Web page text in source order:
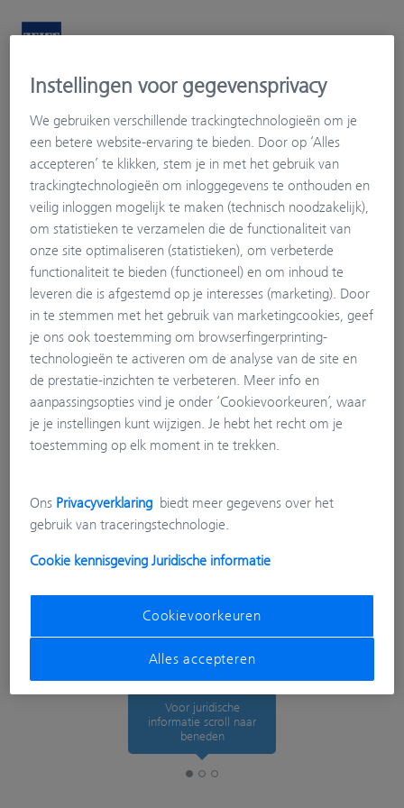
Uw ogen. Onze passie.
Mijn Kijkprofiel
Voor juridische
informatie scroll naar
beneden
Instellingen voor gegevensprivacy
We gebruiken verschillende trackingtechnologieën om je
een betere website-ervaring te bieden. Door op ‘Alles
accepteren’ te klikken, stem je in met het gebruik van
trackingtechnologieën om inloggegevens te onthouden en
veilig inloggen mogelijk te maken (technisch noodzakelijk),
om statistieken te verzamelen die de functionaliteit van
onze site optimaliseren (statistieken), om verbeterde
functionaliteit te bieden (functioneel) en om inhoud te
leveren die is afgestemd op je interesses (marketing). Door
in te stemmen met het gebruik van marketingcookies, geef
je ons ook toestemming om browserfingerprinting-
technologieën te activeren om de analyse van de site en
de prestatie-inzichten te verbeteren. Meer info en
aanpassingsopties vind je onder ‘Cookievoorkeuren’, waar
je je instellingen kunt wijzigen. Je hebt het recht om je
toestemming op elk moment in te trekken.
Ons Privacyverklaring biedt meer gegevens over het
gebruik van traceringstechnologie.
Cookie kennisgevingJuridische informatie
Cookievoorkeuren
Alles accepteren